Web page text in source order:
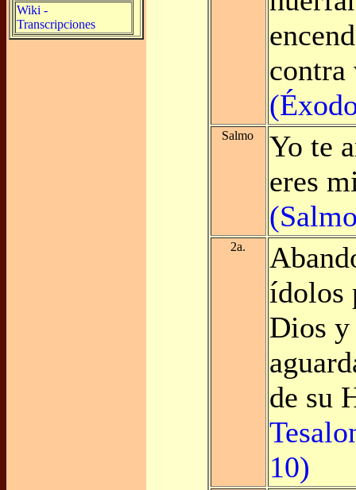
Wiki -
Transcripciones
contra
Salmo
Yo te
eres
2a.
ídolos
Dios
de su
10)